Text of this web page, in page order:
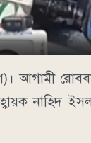
আগামী
নাহিদ